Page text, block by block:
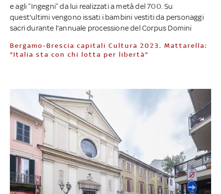
e agli “Ingegni” da lui realizzati a metà del 700. Su
quest'ultimi vengono issati i bambini vestiti da personaggi
sacri durante l'annuale processione del Corpus Domini
Bergamo-Brescia capitali Cultura 2023. Mattarella:
"Italia sta con chi lotta per libertà"